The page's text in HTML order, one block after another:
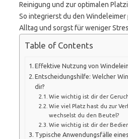
Reinigung und zur optimalen
So integrierst du den
Alltag und sorgst für weniger
Table of Contents
Effektive Nutzung von
Entscheidungshilfe: Welcher
dir?
Wie wichtig ist dir der
Wie viel Platz hast du zur
wechselst du den Beutel?
Wie wichtig ist dir der
Typische Anwendungsfälle